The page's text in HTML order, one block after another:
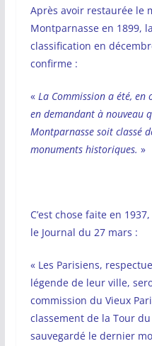
Après avoir restaurée le
Montparnasse en 1899,
classification en
confirme :
«La Commission a été, en
en demandant à nouveau
Montparnasse soit classé
monuments historiques. »
C’est chose faite en
le Journal du 27 mars :
« Les Parisiens,
légende de leur ville,
commission du Vieux
classement de la Tour
sauvegardé le dernier